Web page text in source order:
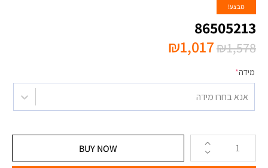
מבצע!
86505213
₪1,578
₪1,017
מידה*
אנא בחרו מידה
BUY NOW